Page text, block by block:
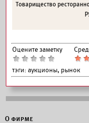
Товарищество
Оцените заметку
тэги: аукционы, рынок
О фирме